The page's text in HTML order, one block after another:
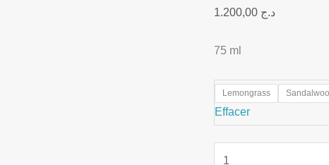
د.ج
75 ml
Lemongrass
Effacer